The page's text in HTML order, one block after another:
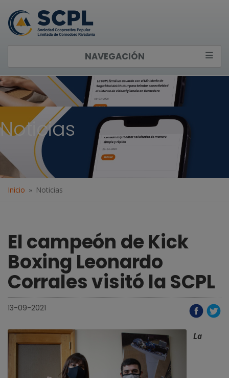
NAVEGACIÓN
Noticias
Inicio Noticias
El campeón de Kick
Boxing Leonardo
Corrales visitó la SCPL
13-09-2021
La